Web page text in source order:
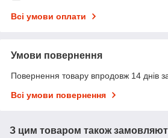
Всі умови оплати
Умови повернення
Повернення товару впродовж 14 днів
Всі умови повернення
З цим товаром також